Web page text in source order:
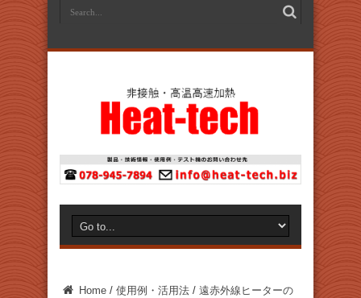
Home / 使用例・活用法 / 遠赤外線ヒーターの